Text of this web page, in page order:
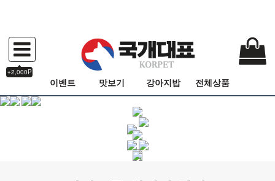
+2,000P
이벤트 맛보기 강아지밥 전체상품